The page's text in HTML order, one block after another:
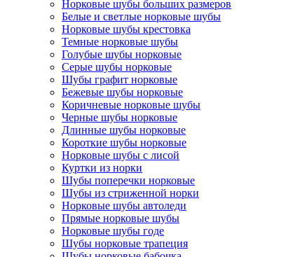
Норковые шубы больших размеров
Белые и светлые норковые шубы
Норковые шубы крестовка
Темные норковые шубы
Голубые шубы норковые
Серые шубы норковые
Шубы графит норковые
Бежевые шубы норковые
Коричневые норковые шубы
Черные шубы норковые
Длинные шубы норковые
Короткие шубы норковые
Норковые шубы с лисой
Куртки из норки
Шубы поперечки норковые
Шубы из стриженной норки
Норковые шубы автоледи
Прямые норковые шубы
Норковые шубы годе
Шубы норковые трапеция